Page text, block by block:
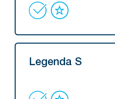
Legenda S